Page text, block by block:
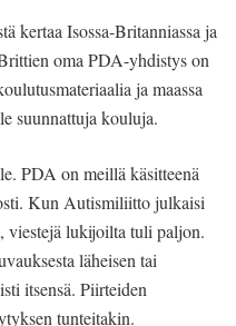
kertaa Isossa-Britanniassa ja
oma PDA-yhdistys on
ja maassa
suunnattuja kouluja.
PDA on meillä käsitteenä
Kun Autismiliitto julkaisi
viestejä lukijoilta tuli paljon.
läheisen tai
itsensä. Piirteiden
tunteitakin.